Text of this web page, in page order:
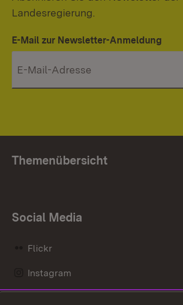
Landesregierung.
E-Mail zur Newsletter-Anmeldung
Themenübersicht
Social Media
Flickr
Instagram